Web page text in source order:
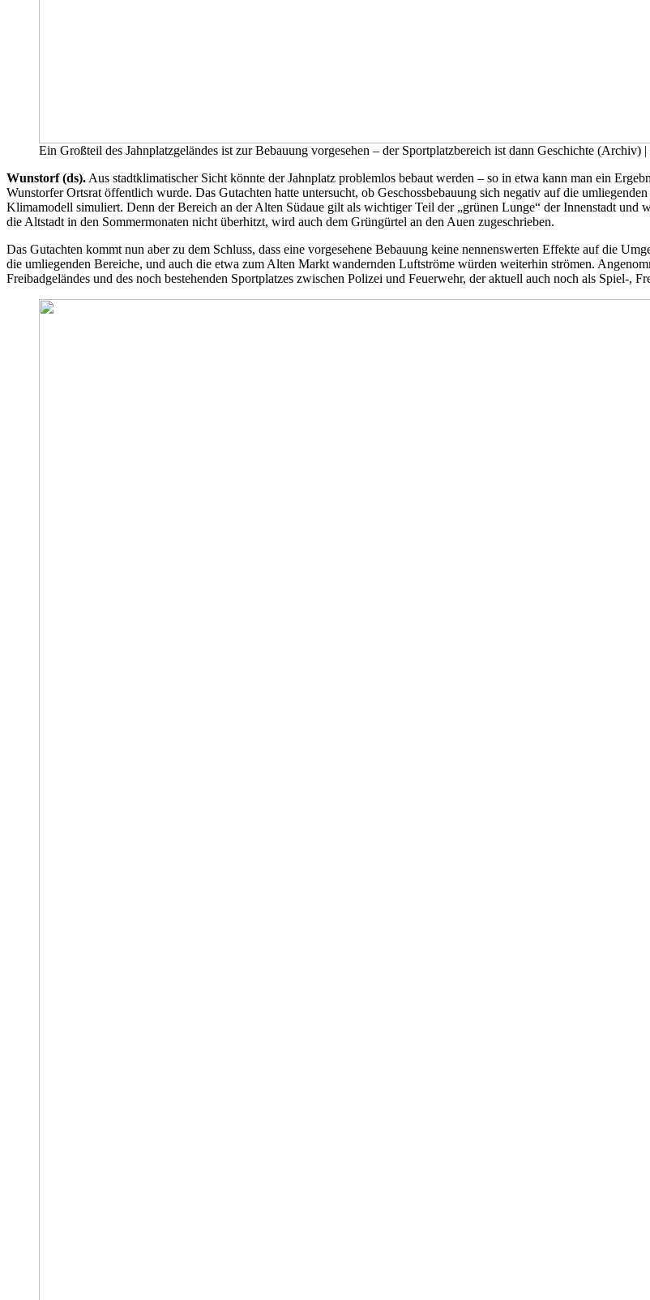
Ein Großteil des Jahnplatzgeländes ist zur Bebauung vorgesehen – der Sportplatzbereich ist dann Geschichte (Archiv)
Wunstorf (ds). Aus stadtklimatischer Sicht könnte der Jahnplatz problemlos bebaut werden – so in etwa kann man ein
Wunstorfer Ortsrat öffentlich wurde. Das Gutachten hatte untersucht, ob Geschossbebauung sich negativ auf die
Klimamodell simuliert. Denn der Bereich an der Alten Südaue gilt als wichtiger Teil der „grünen Lunge“ der Innenstadt und
die Altstadt in den Sommermonaten nicht überhitzt, wird auch dem Grüngürtel an den Auen zugeschrieben.
Das Gutachten kommt nun aber zu dem Schluss, dass eine vorgesehene Bebauung keine nennenswerten Effekte auf die
die umliegenden Bereiche, und auch die etwa zum Alten Markt wandernden Luftströme würden weiterhin strömen.
Freibadgeländes und des noch bestehenden Sportplatzes zwischen Polizei und Feuerwehr, der aktuell auch noch als Spiel-,